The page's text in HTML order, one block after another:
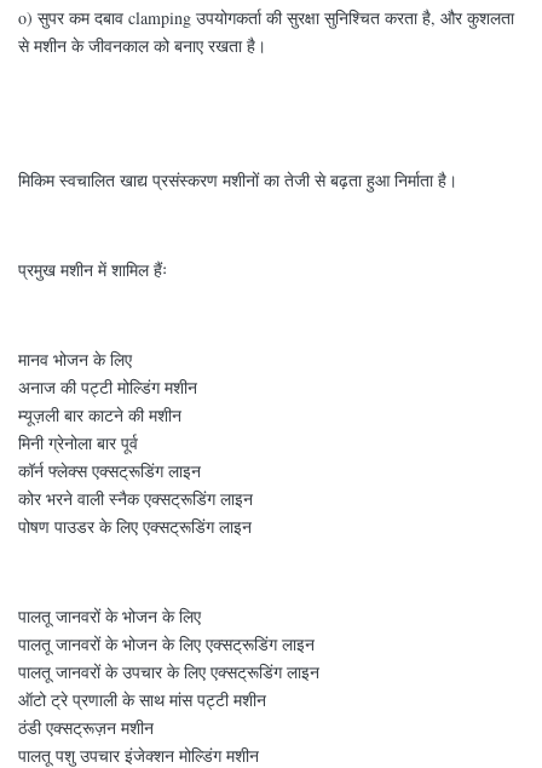
o) सुपर कम दबाव clamping उपयोगकर्ता की सुरक्षा सुनिश्चित करता है, और कुशलता
से मशीन के जीवनकाल को बनाए रखता है।
मिकिम स्वचालित खाद्य प्रसंस्करण मशीनों का तेजी से बढ़ता हुआ निर्माता है।
प्रमुख मशीन में शामिल हैंः
मानव भोजन के लिए
अनाज की पट्टी मोल्डिंग मशीन
म्यूज़ली बार काटने की मशीन
मिनी ग्रेनोला बार पूर्व
कॉर्न फ्लेक्स एक्सट्रूडिंग लाइन
कोर भरने वाली स्नैक एक्सट्रूडिंग लाइन
पोषण पाउडर के लिए एक्सट्रूडिंग लाइन
पालतू जानवरों के भोजन के लिए
पालतू जानवरों के भोजन के लिए एक्सट्रूडिंग लाइन
पालतू जानवरों के उपचार के लिए एक्सट्रूडिंग लाइन
ऑटो ट्रे प्रणाली के साथ मांस पट्टी मशीन
ठंडी एक्सट्रूज़न मशीन
पालतू पशु उपचार इंजेक्शन मोल्डिंग मशीन